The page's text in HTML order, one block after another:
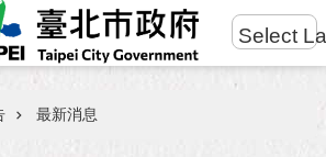
Select
最新消息